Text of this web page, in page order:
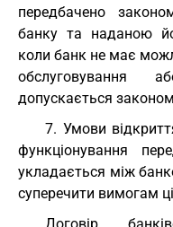
передбачено
банку та наданою
коли банк не має
допускається
7. Умови
функціонування
укладається між
суперечити вимогам